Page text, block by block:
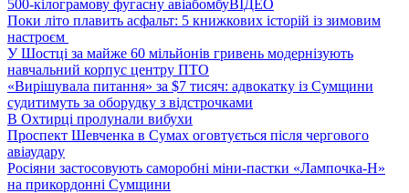
500-кілограмову фугасну авіабомбуВІДЕО
Поки літо плавить асфальт: 5 книжкових історій із зимовим
настроєм
У Шостці за майже 60 мільйонів гривень модернізують
навчальний корпус центру ПТО
«Вирішувала питання» за $7 тисяч: адвокатку із Сумщини
судитимуть за оборудку з відстрочками
В Охтирці пролунали вибухи
Проспект Шевченка в Сумах оговтується після чергового
авіаудару
Росіяни застосовують саморобні міни-пастки «Лампочка-Н»
на прикордонні Сумщини